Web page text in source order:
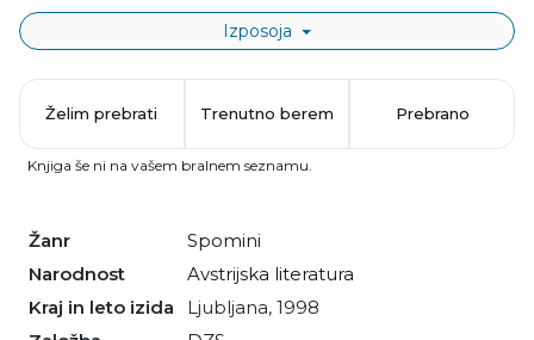
Izposoja
Žanr
spomini
Narodnost
avstrijska literatura
Kraj in leto izida
Ljubljana, 1998
Želim prebrati Trenutno berem Prebrano
Knjiga še ni na vašem bralnem seznamu.